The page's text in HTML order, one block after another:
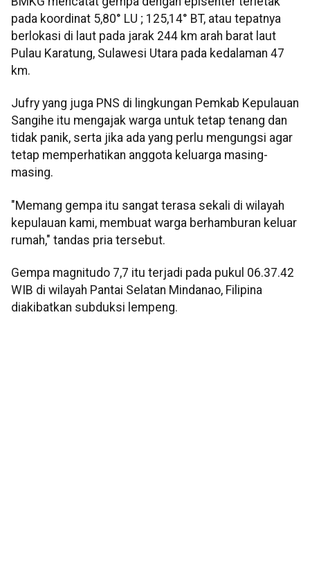
pada koordinat 5,80° LU ; 125,14° BT, atau tepatnya
berlokasi di laut pada jarak 244 km arah barat laut
Pulau Karatung, Sulawesi Utara pada kedalaman 47
km.
Jufry yang juga PNS di lingkungan Pemkab Kepulauan
Sangihe itu mengajak warga untuk tetap tenang dan
tidak panik, serta jika ada yang perlu mengungsi agar
tetap memperhatikan anggota keluarga masing-
masing.
"Memang gempa itu sangat terasa sekali di wilayah
kepulauan kami, membuat warga berhamburan keluar
rumah," tandas pria tersebut.
Gempa magnitudo 7,7 itu terjadi pada pukul 06.37.42
WIB di wilayah Pantai Selatan Mindanao, Filipina
diakibatkan subduksi lempeng.